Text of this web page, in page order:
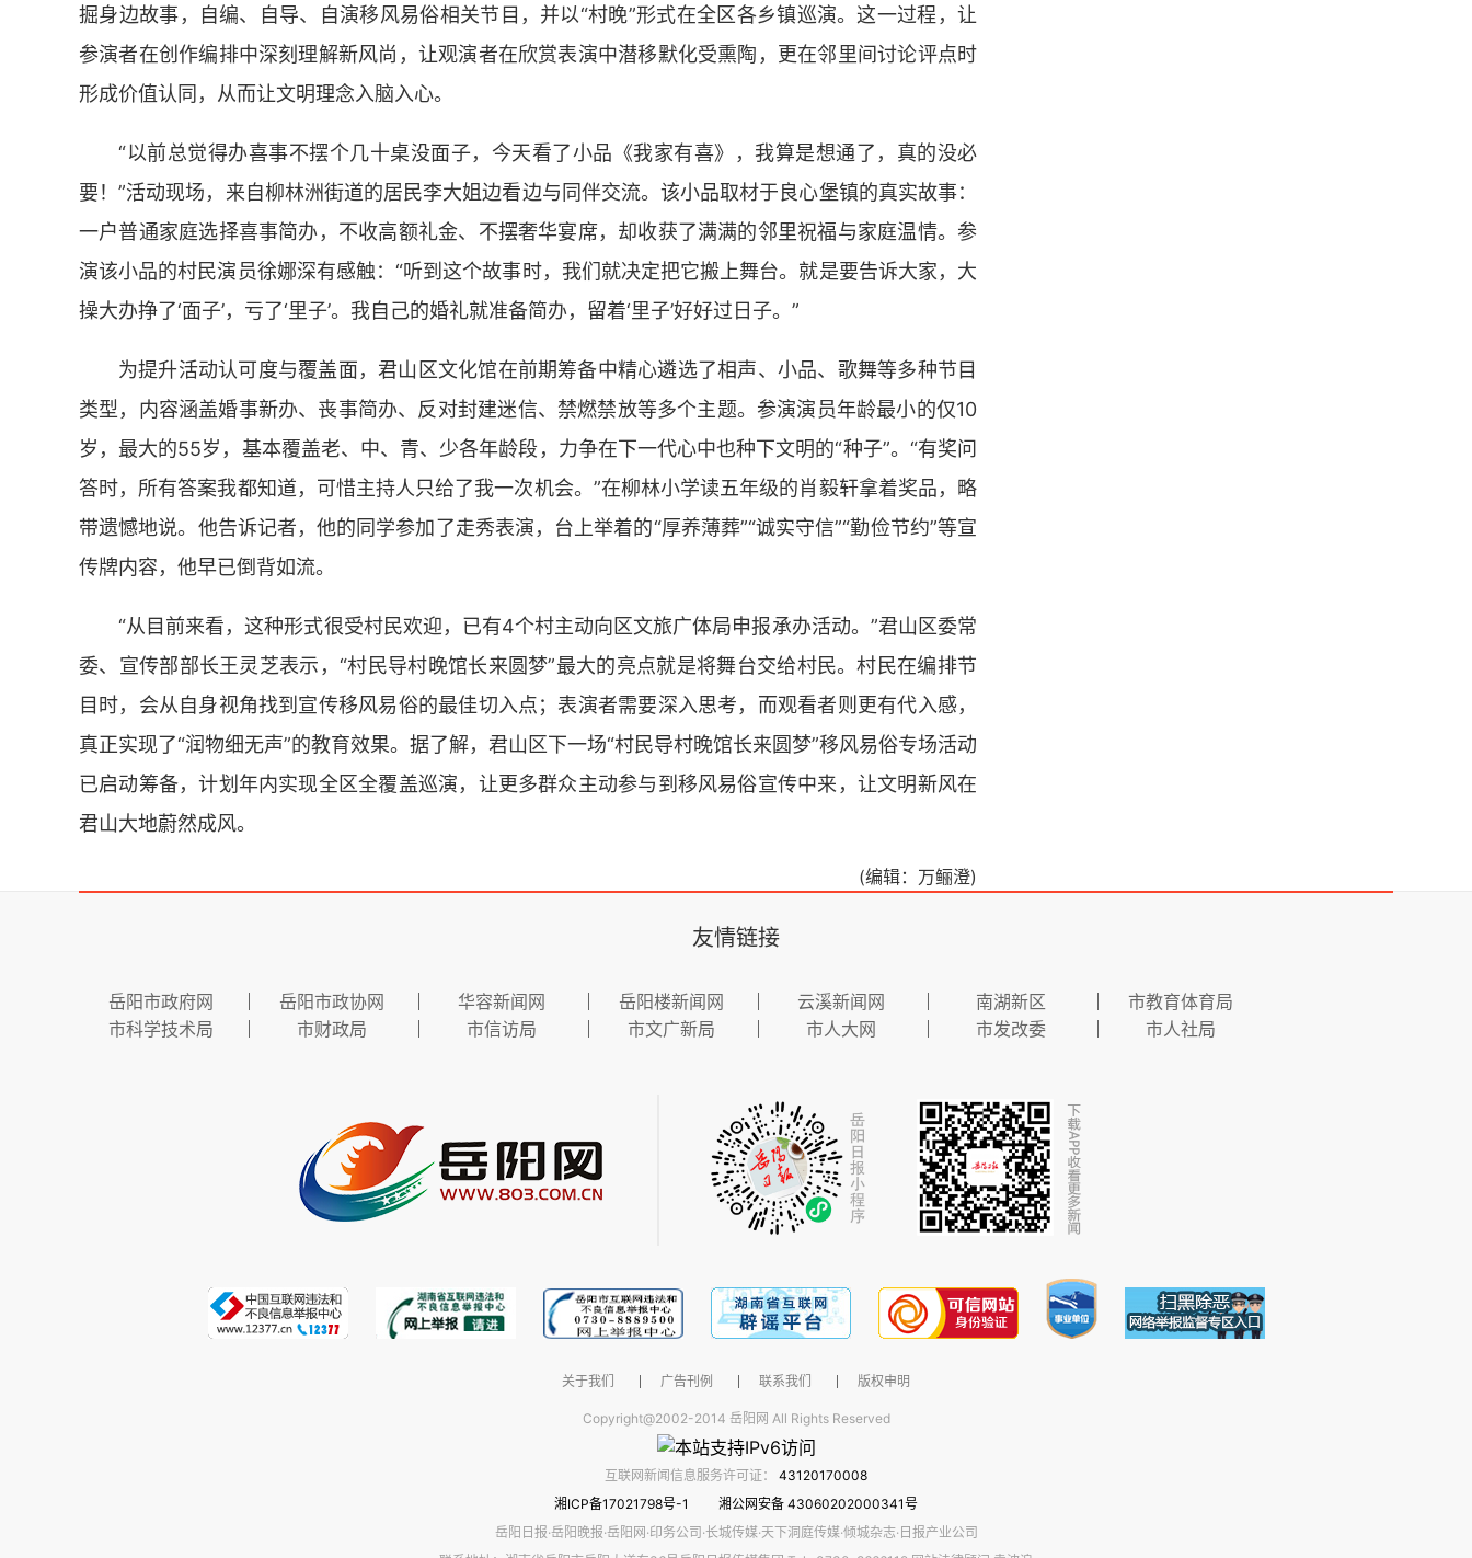
掘身边故事，自编、自导、自演移风易俗相关节目，并以“村晚”形式在全区各乡镇巡演。这一过程，让
参演者在创作编排中深刻理解新风尚，让观演者在欣赏表演中潜移默化受熏陶，更在邻里间讨论评点时
形成价值认同，从而让文明理念入脑入心。
“以前总觉得办喜事不摆个几十桌没面子，今天看了小品《我家有喜》，我算是想通了，真的没必
要！”活动现场，来自柳林洲街道的居民李大姐边看边与同伴交流。该小品取材于良心堡镇的真实故事：
一户普通家庭选择喜事简办，不收高额礼金、不摆奢华宴席，却收获了满满的邻里祝福与家庭温情。参
演该小品的村民演员徐娜深有感触：“听到这个故事时，我们就决定把它搬上舞台。就是要告诉大家，大
操大办挣了‘面子’，亏了‘里子’。我自己的婚礼就准备简办，留着‘里子’好好过日子。”
为提升活动认可度与覆盖面，君山区文化馆在前期筹备中精心遴选了相声、小品、歌舞等多种节目
类型，内容涵盖婚事新办、丧事简办、反对封建迷信、禁燃禁放等多个主题。参演演员年龄最小的仅10
岁，最大的55岁，基本覆盖老、中、青、少各年龄段，力争在下一代心中也种下文明的“种子”。“有奖问
答时，所有答案我都知道，可惜主持人只给了我一次机会。”在柳林小学读五年级的肖毅轩拿着奖品，略
带遗憾地说。他告诉记者，他的同学参加了走秀表演，台上举着的“厚养薄葬”“诚实守信”“勤俭节约”等宣
传牌内容，他早已倒背如流。
“从目前来看，这种形式很受村民欢迎，已有4个村主动向区文旅广体局申报承办活动。”君山区委常
委、宣传部部长王灵芝表示，“村民导村晚馆长来圆梦”最大的亮点就是将舞台交给村民。村民在编排节
目时，会从自身视角找到宣传移风易俗的最佳切入点；表演者需要深入思考，而观看者则更有代入感，
真正实现了“润物细无声”的教育效果。据了解，君山区下一场“村民导村晚馆长来圆梦”移风易俗专场活动
已启动筹备，计划年内实现全区全覆盖巡演，让更多群众主动参与到移风易俗宣传中来，让文明新风在
君山大地蔚然成风。
(编辑：万鲡澄)
友情链接
岳阳市政府网 岳阳市政协网 华容新闻网 岳阳楼新闻网 云溪新闻网 南湖新区
市教育体育局
市科学技术局
市财政局 市信访局 市文广新局 市人大网 市发改委 市人社局
关于我们 广告刊例 联系我们 版权申明
Copyright@2002-2014 岳阳网 All Rights Reserved
互联网新闻信息服务许可证： 43120170008
湘ICP备17021798号-1
湘公网安备 43060202000341号
岳阳日报·岳阳晚报·岳阳网·印务公司·长城传媒·天下洞庭传媒·倾城杂志·日报产业公司